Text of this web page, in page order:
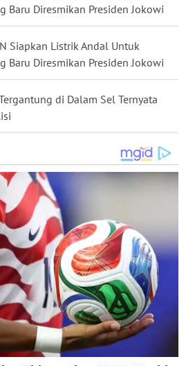
Baru Diresmikan Presiden Jokowi
Siapkan Listrik Andal Untuk
Baru Diresmikan Presiden Jokowi
di Dalam Sel Ternyata